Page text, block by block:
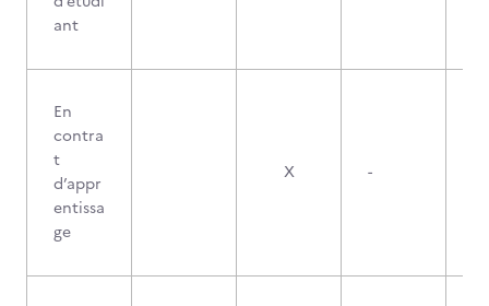
ant
En
contra
t
d’appr
entissa
ge
X -